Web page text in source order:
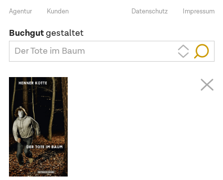
Agentur Kunden Impressum
Datenschutz
Buchgutgestaltet
Der Tote im Baum